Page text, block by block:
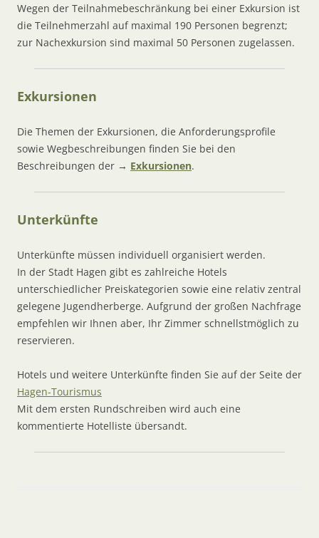
Wegen der Teilnahmebeschränkung bei einer Exkursion ist
die Teilnehmerzahl auf maximal 190 Personen begrenzt;
zur Nachexkursion sind maximal 50 Personen zugelassen.
Exkursionen
Die Themen der Exkursionen, die Anforderungsprofile
sowie Wegbeschreibungen finden Sie bei den
Beschreibungen der → Exkursionen.
Unterkünfte
Unterkünfte müssen individuell organisiert werden.
In der Stadt Hagen gibt es zahlreiche Hotels
unterschiedlicher Preiskategorien sowie eine relativ zentral
gelegene Jugendherberge. Aufgrund der großen Nachfrage
empfehlen wir Ihnen aber, Ihr Zimmer schnellstmöglich zu
reservieren.
Hotels und weitere Unterkünfte finden Sie auf der Seite der
Hagen-Tourismus
Mit dem ersten Rundschreiben wird auch eine
kommentierte Hotelliste übersandt.